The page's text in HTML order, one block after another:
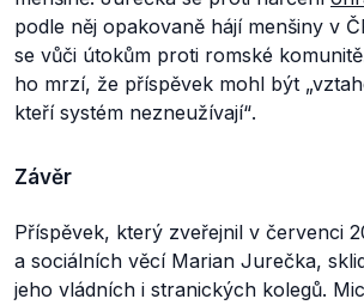
podle něj opakovaně hájí menšiny v
se vůči útokům proti romské
ho mrzí, že příspěvek mohl být
kteří systém nezneužívají“.
Závěr
Příspěvek, který zveřejnil v červenci
a sociálních věcí Marian Jurečka,
jeho vládních i stranických kolegů.